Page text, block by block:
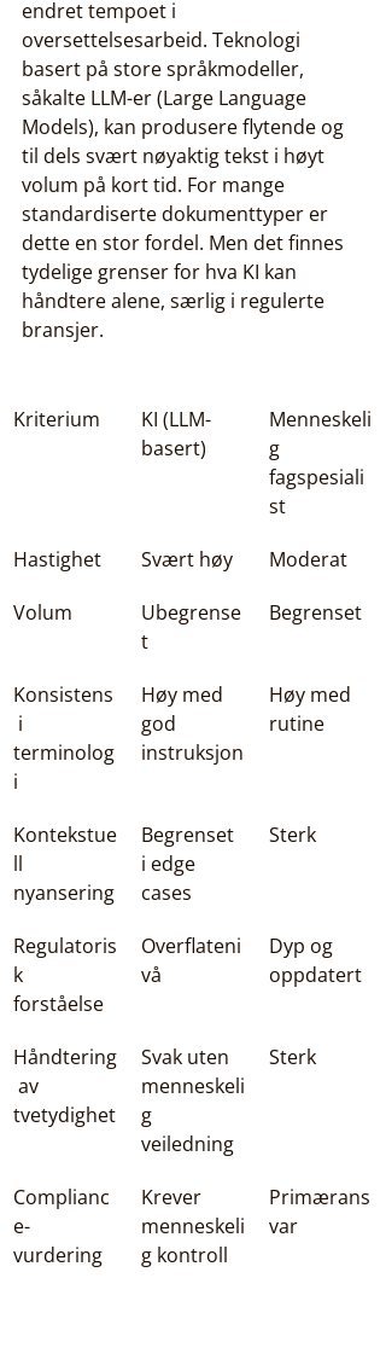
endret tempoet i
oversettelsesarbeid. Teknologi
basert på store språkmodeller,
såkalte LLM-er (Large Language
Models), kan produsere flytende og
til dels svært nøyaktig tekst i høyt
volum på kort tid. For mange
standardiserte dokumenttyper er
dette en stor fordel. Men det finnes
tydelige grenser for hva KI kan
håndtere alene, særlig i regulerte
bransjer.
Kriterium
KI (LLM-
basert)
Menneskeli
g
fagspesiali
st
Hastighet
Svært høy
Moderat
Volum
Ubegrense
t
Begrenset
Konsistens
i
terminolog
i
Høy med
god
instruksjon
Høy med
rutine
Kontekstue
ll
nyansering
Begrenset
i edge
cases
Sterk
Regulatoris
k
forståelse
Overflateni
vå
Dyp og
oppdatert
Håndtering
av
tvetydighet
Svak uten
menneskeli
g
veiledning
Sterk
Complianc
e-
vurdering
Krever
menneskeli
g kontroll
Primærans
var